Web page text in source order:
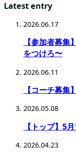
Latest entry
2026.06.17
【参加者募
をつけろ〜
2026.06.11
【コーチ募
2026.05.08
【トップ】5
2026.04.23